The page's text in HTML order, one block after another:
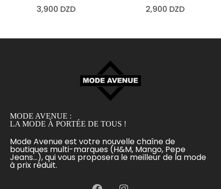
3,900 DZD 2,900 DZD
MODE AVENUE :
LA MODE À PORTÉE DE TOUS !
Mode Avenue est votre nouvelle chaîne de
boutiques multi-marques (H&M, Mango, Pepe
Jeans...), qui vous proposera le meilleur de la mode
à prix réduit.